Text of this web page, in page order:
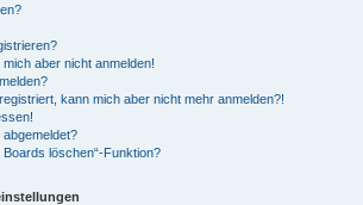
aber nicht anmelden!
kann mich aber nicht mehr anmelden?!
löschen“-Funktion?